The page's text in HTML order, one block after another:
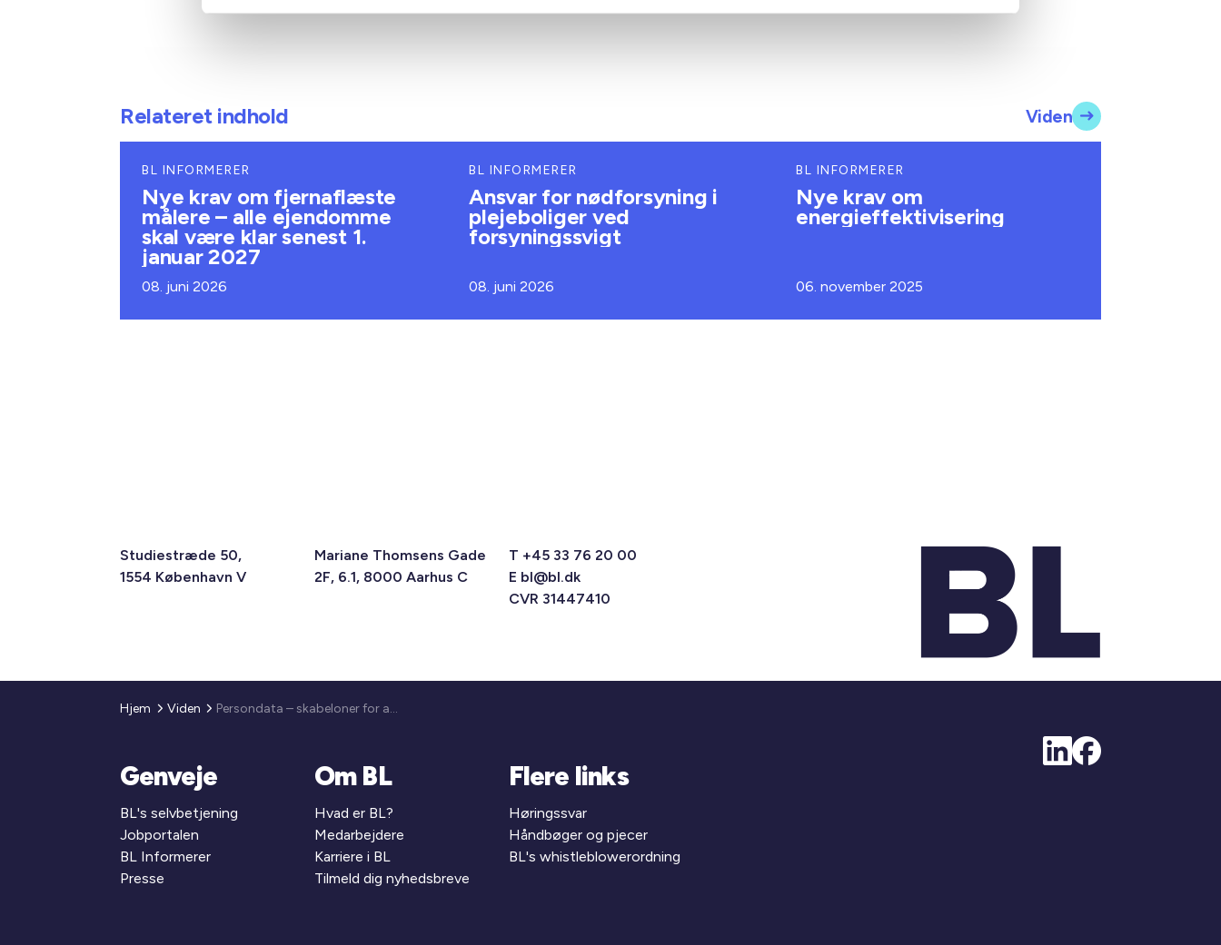
Relateret indhold Viden
BL INFORMERER
Nye krav om fjernaflæste
målere – alle ejendomme
skal være klar senest 1.
januar 2027
08. juni 2026
BL INFORMERER
Ansvar for nødforsyning i
plejeboliger ved
forsyningssvigt
08. juni 2026
BL INFORMERER
Nye krav om
energieffektivisering
06. november 2025
Studiestræde 50,
1554 København V
Mariane Thomsens Gade
2F, 6.1, 8000 Aarhus C
T +45 33 76 20 00
E bl@bl.dk
CVR 31447410
Hjem Viden Persondata – skabeloner for administration og drift
Genveje
BL's selvbetjening
Jobportalen
BL Informerer
Presse
Om BL
Hvad er BL?
Medarbejdere
Karriere i BL
Tilmeld dig nyhedsbreve
Flere links
Høringssvar
Håndbøger og pjecer
BL's whistleblowerordning